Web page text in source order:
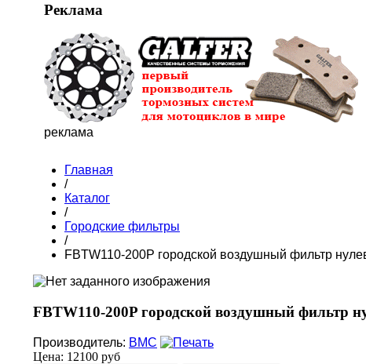
Реклама
реклама
Главная
/
Каталог
/
Городские фильтры
/
FBTW110-200P городской воздушный фильтр
FBTW110-200P городской воздушный фильтр
Производитель: BMC
Цена: 12100 руб